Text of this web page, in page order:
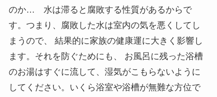
のか… 水は滞ると腐敗する性質があるからで
す。つまり、腐敗した水は室内の気を悪くしてし
まうので、 結果的に家族の健康運に大きく影響し
ます。それを防ぐためにも、 お風呂に残った浴槽
のお湯はすぐに流して、湿気がこもらないように
してください。いくら浴室や浴槽が無難な方位で